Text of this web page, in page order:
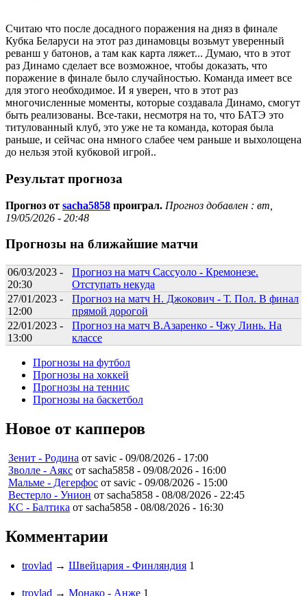
Считаю что после досадного поражения на дняз в финале
Кубка Беларуси на этот раз динамовцы возьмут уверенный
реванш у батонов, а там как карта ляжет... Думаю, что в этот
раз Динамо сделает все возможное, чтобы доказать, что
поражение в финале было случайностью. Команда имеет все
для этого необходимое. И я уверен, что в этот раз
многочисленные моменты, которые создавала Динамо, смогут
быть реализованы. Все-таки, несмотря на то, что БАТЭ это
титулованный клуб, это уже не та команда, которая была
раньше, и сейчас она нмного слабее чем раньше и выхолощена
до нельзя этой кубковой игрой..
Результат прогноза
Прогноз от sacha5858 проиграл. Прогноз добавлен : вт,
19/05/2026 - 20:48
Прогнозы на ближайшие матчи
06/03/2023 -
20:30
Прогноз на матч Сассуоло - Кремонезе.
Отступать некуда
27/01/2023 -
12:00
Прогноз на матч Н. Джокович - Т. Пол. В финал
прямой дорогой
22/01/2023 -
13:00
Прогноз на матч В.Азаренко - Чжу Линь. На
классе
Прогнозы на футбол
Прогнозы на хоккей
Прогнозы на теннис
Прогнозы на баскетбол
Новое от капперов
Зенит - Родина от savic - 09/08/2026 - 17:00
Зволле - Аякс от sacha5858 - 09/08/2026 - 16:00
Мальме - Дегерфос от savic - 09/08/2026 - 15:00
Вестерло - Унион от sacha5858 - 08/08/2026 - 22:45
КС - Балтика от sacha5858 - 08/08/2026 - 16:30
Комментарии
trovlad → Швейцария - Финляндия 1
trovlad → Монако - Анже 1